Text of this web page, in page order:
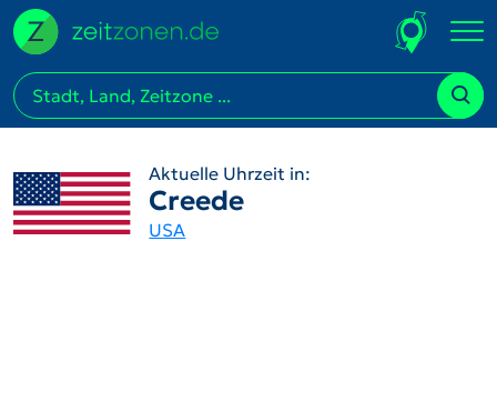
Aktuelle Uhrzeit in:
Creede
USA